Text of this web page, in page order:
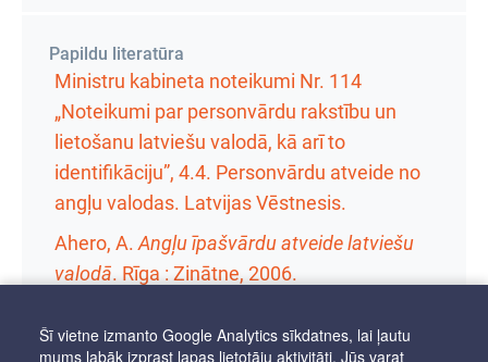
Papildu literatūra
Ministru kabineta noteikumi Nr. 114
„Noteikumi par personvārdu rakstību un
lietošanu latviešu valodā, kā arī to
identifikāciju”, 4.4. Personvārdu atveide no
angļu valodas. Latvijas Vēstnesis.
Ahero, A. Angļu īpašvārdu atveide latviešu
valodā. Rīga : Zinātne, 2006.
Šī vietne izmanto Google Analytics sīkdatnes, lai ļautu
mums labāk izprast lapas lietotāju aktivitāti. Jūs varat